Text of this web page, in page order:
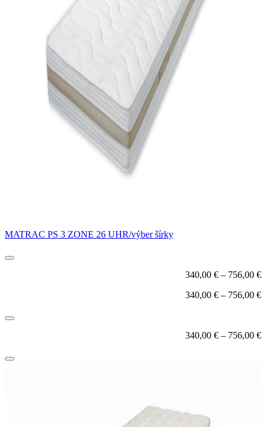
MATRAC PS 3 ZONE 26 UHR/výber šírky
340,00 € – 756,00 €
340,00 € – 756,00 €
340,00 € – 756,00 €